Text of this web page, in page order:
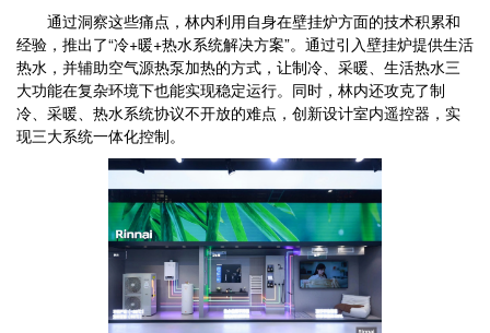
通过洞察这些痛点，林内利用自身在壁挂炉方面的技术积累和
经验，推出了“冷+暖+热水系统解决方案”。通过引入壁挂炉提供生活
热水，并辅助空气源热泵加热的方式，让制冷、采暖、生活热水三
大功能在复杂环境下也能实现稳定运行。同时，林内还攻克了制
冷、采暖、热水系统协议不开放的难点，创新设计室内遥控器，实
现三大系统一体化控制。